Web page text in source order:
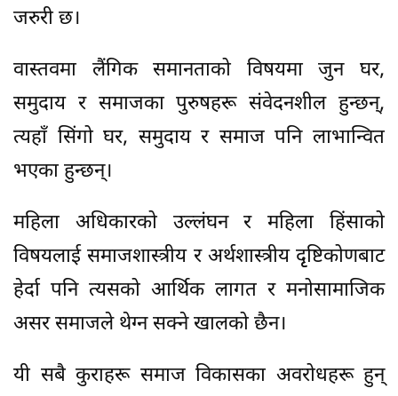
जरुरी छ।
वास्तवमा लैंगिक समानताको विषयमा जुन घर,
समुदाय र समाजका पुरुषहरू संवेदनशील हुन्छन्,
त्यहाँ सिंगो घर, समुदाय र समाज पनि लाभान्वित
भएका हुन्छन्।
महिला अधिकारको उल्लंघन र महिला हिंसाको
विषयलाई समाजशास्त्रीय र अर्थशास्त्रीय दृृष्टिकोणबाट
हेर्दा पनि त्यसको आर्थिक लागत र मनोसामाजिक
असर समाजले थेग्न सक्ने खालको छैन।
यी सबै कुराहरू समाज विकासका अवरोधहरू हुन्